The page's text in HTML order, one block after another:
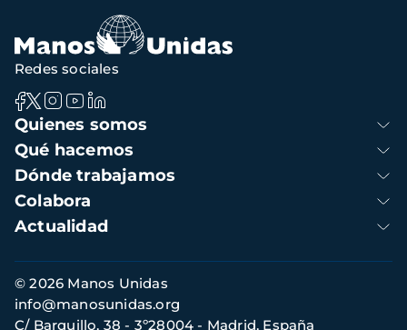
Navegación
principal
Quienes somos
Qué hacemos
Dónde trabajamos
Colabora
Actualidad
Redes sociales
Información
de
contacto
© 2026 Manos Unidas
C/ Barquillo, 38 - 3º28004 - Madrid, España
info@manosunidas.org